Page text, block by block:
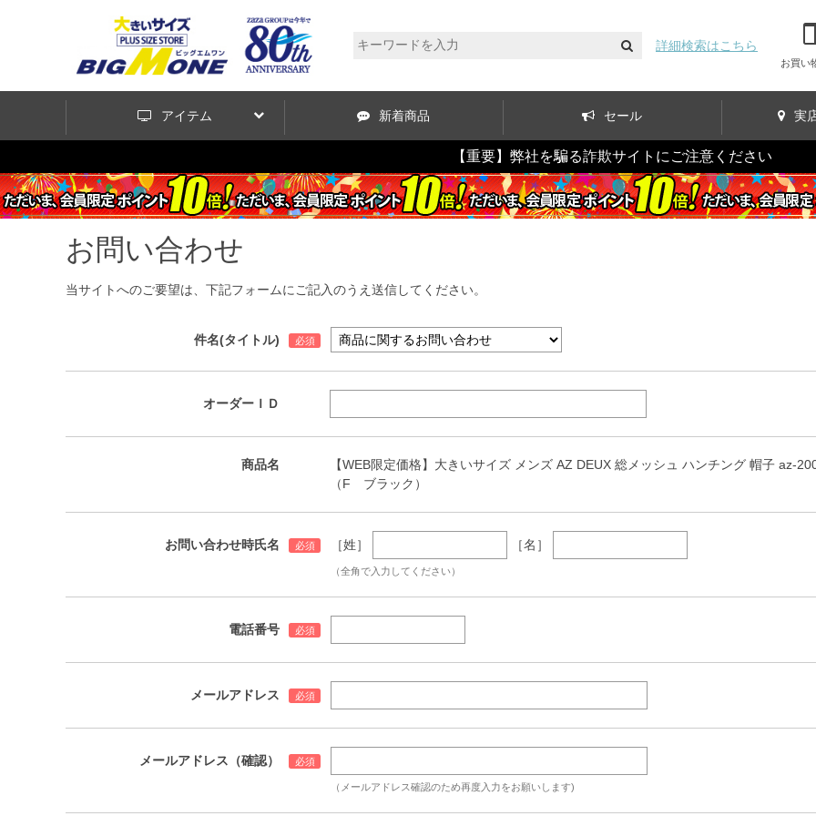
詳細検索はこちら
お買い
アイテム 新着商品 セール 実
【重要】弊社を騙る詐欺サイトにご注意ください
お問い合わせ
当サイトへのご要望は、下記フォームにご記入のうえ送信してください。
件名(タイトル)
オーダーＩＤ
商品名
【WEB限定価格】大きいサイズ メンズ AZ DEUX 総メッシュ ハンチング 帽子 az-
（F ブラック）
お問い合わせ時氏名 ［姓］ ［名］
（全角で入力してください）
電話番号
メールアドレス
メールアドレス（確認）
（メールアドレス確認のため再度入力をお願いします)